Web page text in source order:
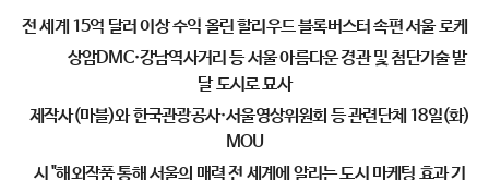
전 세계 15억 달러 이상 수익 올린 할리우드 블록버스터 속편 서울 로케
상암DMC·강남역사거리 등 서울 아름다운 경관 및 첨단기술 발
달 도시로 묘사
제작사(마블)와 한국관광공사·서울영상위원회 등 관련단체 18일(화)
MOU
시 "해외작품 통해 서울의 매력 전 세계에 알리는 도시 마케팅 효과 기